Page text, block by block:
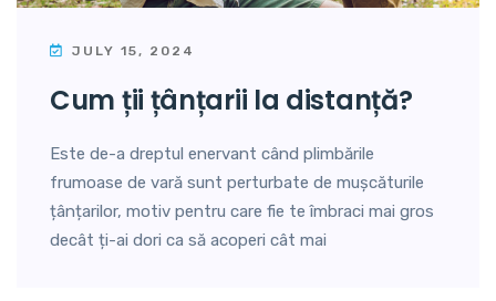
JULY 15, 2024
cum ții țânțarii la distanță?
Este de-a dreptul enervant când plimbările
frumoase de vară sunt perturbate de mușcăturile
țânțarilor, motiv pentru care fie te îmbraci mai gros
decât ți-ai dori ca să acoperi cât mai